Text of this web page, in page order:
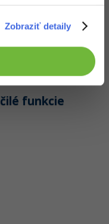
Zobraziť detaily
funkcie